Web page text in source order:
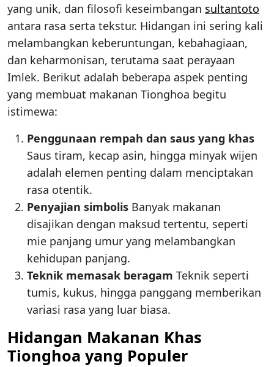
yang unik, dan filosofi keseimbangan sultantoto
antara rasa serta tekstur. Hidangan ini sering kali
melambangkan keberuntungan, kebahagiaan,
dan keharmonisan, terutama saat perayaan
Imlek. Berikut adalah beberapa aspek penting
yang membuat makanan Tionghoa begitu
istimewa:
Penggunaan rempah dan saus yang khas
Saus tiram, kecap asin, hingga minyak wijen
adalah elemen penting dalam menciptakan
rasa otentik.
Penyajian simbolis Banyak makanan
disajikan dengan maksud tertentu, seperti
mie panjang umur yang melambangkan
kehidupan panjang.
Teknik memasak beragam Teknik seperti
tumis, kukus, hingga panggang memberikan
variasi rasa yang luar biasa.
Hidangan Makanan Khas
Tionghoa yang Populer